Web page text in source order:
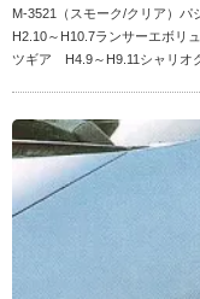
M-3521（スモーク/クリア）
H2.10～H10.7ランサーエボ
ツギア H4.9～H9.11シャリオ